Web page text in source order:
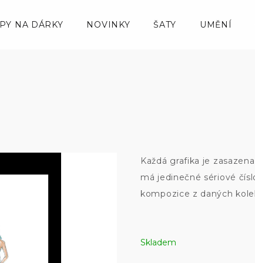
NA DÁRKY NOVINKY ŠATY UMĚNÍ
Skladem
Každá grafika je
má jedinečné sériové
kompozice z daných